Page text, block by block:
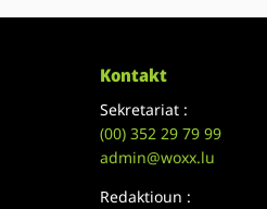
Kontakt
Sekretariat :
(00)352 29 79 99
admin@woxx.lu
Redaktioun :